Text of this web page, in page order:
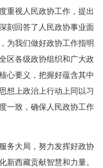
重视人民政协工作，提出
刻回答了人民政协事业面
为我们做好政协工作指明
区各级政协组织和广大政
心要义，把握好蕴含其中
想上政治上行动上同以习
一致，确保人民政协工作
务大局，努力发挥好政协
新西藏贡献智慧和力量。